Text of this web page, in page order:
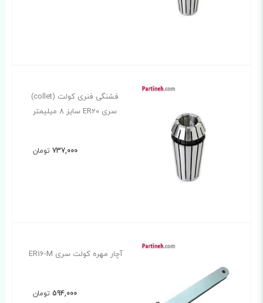
فشنگی فنری کولت (collet)
سری ER20 سایز 8 میلیمتر
737,000 تومان
آچار مهره کولت سری ER16-M
594,000 تومان